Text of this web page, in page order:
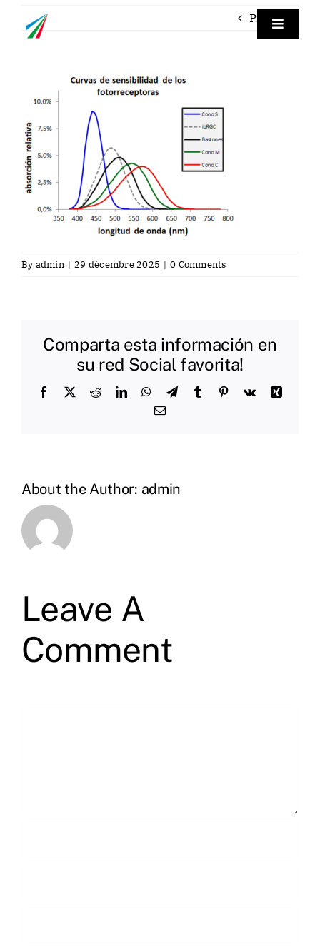
Toggle
Previous
By admin | 29 décembre 2025 | 0 Comments
Comparta esta información en
su red Social favorita!
Facebook
X RedditLinkedInWhatsApp
TelegramTumblr Pinterest
Vk
Xing
Email
About the Author: admin
Leave A
Comment